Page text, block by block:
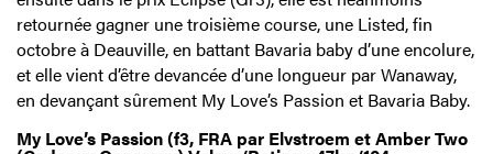
retournée gagner une troisième course, une Listed, fin
octobre à Deauville, en battant Bavaria baby d’une encolure,
et elle vient d’être devancée d’une longueur par Wanaway,
en devançant sûrement My Love’s Passion et Bavaria Baby.
My Love’s Passion (f3, FRA par Elvstroem et Amber Two